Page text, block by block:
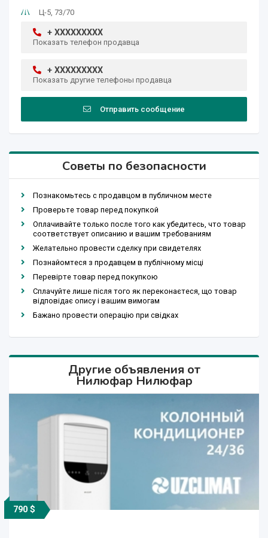
Ц-5, 73/70
+ XXXXXXXXX
Показать телефон продавца
+ XXXXXXXXX
Показать другие телефоны продавца
Отправить сообщение
Советы по безопасности
Познакомьтесь с продавцом в публичном месте
Проверьте товар перед покупкой
Оплачивайте только после того как убедитесь, что товар
соответствует описанию и вашим требованиям
Желательно провести сделку при свидетелях
Познайомтеся з продавцем в публічному місці
Перевірте товар перед покупкою
Сплачуйте лише після того як переконаєтеся, що товар
відповідає опису і вашим вимогам
Бажано провести операцію при свідках
Другие объявления от
Нилюфар Нилюфар
16 000 $
270 $
320 $
790 $ 300 $
1 сўм
330 $
800 $
170 $
190 $
16 000 $
270 $